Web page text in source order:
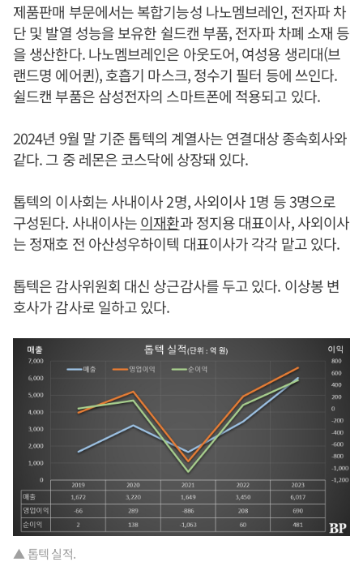
제품판매 부문에서는 복합기능성 나노멤브레인, 전자파 차
단 및 발열 성능을 보유한 쉴드캔 부품, 전자파 차폐 소재 등
을 생산한다. 나노멤브레인은 아웃도어, 여성용 생리대(브
랜드명 에어퀸), 호흡기 마스크, 정수기 필터 등에 쓰인다.
쉴드캔 부품은 삼성전자의 스마트폰에 적용되고 있다.
2024년 9월 말 기준 톱텍의 계열사는 연결대상 종속회사와
같다. 그 중 레몬은 코스닥에 상장돼 있다.
톱텍의 이사회는 사내이사 2명, 사외이사 1명 등 3명으로
구성된다. 사내이사는이재환과 정지용 대표이사, 사외이사
는 정재호 전 아산성우하이텍 대표이사가 각각 맡고 있다.
톱텍은 감사위원회 대신 상근감사를 두고 있다. 이상봉 변
호사가 감사로 일하고 있다.
▲ 톱텍 실적.